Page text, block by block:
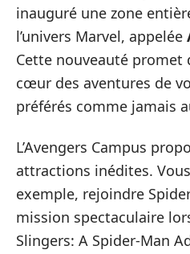
inauguré une zone
l’univers Marvel, appelée
Cette nouveauté promet
cœur des aventures de
préférés comme jamais
L’Avengers Campus
attractions inédites.
exemple, rejoindre
mission spectaculaire
Slingers: A Spider-Man